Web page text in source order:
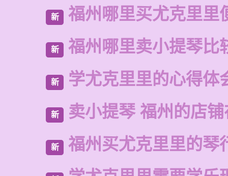
新 福州哪里买尤克里里
新 福州哪里卖小提琴比
新 学尤克里里的心得体
新 卖小提琴 福州的店
新 福州买尤克里里的琴